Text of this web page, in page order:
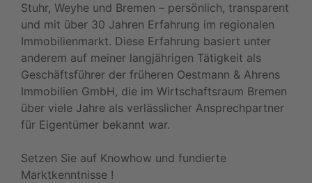
Stuhr, Weyhe und Bremen – persönlich, transparent
und mit über 30 Jahren Erfahrung im regionalen
Immobilienmarkt. Diese Erfahrung basiert unter
anderem auf meiner langjährigen Tätigkeit als
Geschäftsführer der früheren Oestmann & Ahrens
Immobilien GmbH, die im Wirtschaftsraum Bremen
über viele Jahre als verlässlicher Ansprechpartner
für Eigentümer bekannt war.
Setzen Sie auf Knowhow und fundierte
Marktkenntnisse !